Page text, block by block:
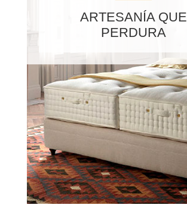
ARTESANÍA QUE
PERDURA